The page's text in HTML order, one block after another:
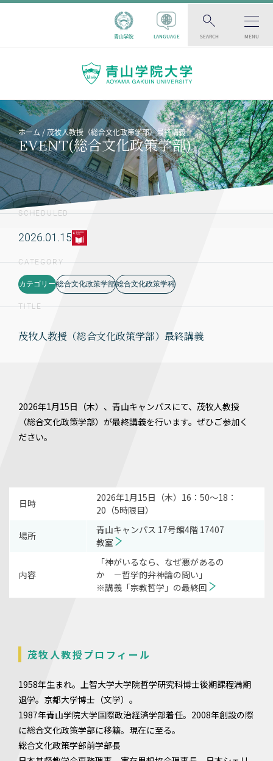
青山学院 LANGUAGE SEARCH MENU
ホーム 茂牧人教授（総合文化政策学部）最終講義
EVENT(総合文化政策学部)
SCHEDULED
2026.01.15
CATEGORY
カテゴリー 総合文化政策学部総合文化政策学科
TITLE
茂牧人教授（総合文化政策学部）最終講義
2026年1月15日（木）、青山キャンパスにて、茂牧人教授
（総合文化政策学部）が最終講義を行います。ぜひご参加く
ださい。
日時
2026年1月15日（木）16：50～18：
20（5時限目）
場所
青山キャンパス 17号館4階 17407
教室
内容
「神がいるなら、なぜ悪があるの
か －哲学的弁神論の問い」
※講義「宗教哲学」の最終回
茂牧人教授プロフィール
1958年生まれ。上智大学大学院哲学研究科博士後期課程満期
退学。京都大学博士（文学）。
1987年青山学院大学国際政治経済学部着任。2008年創設の際
に総合文化政策学部に移籍。現在に至る。
総合文化政策学部前学部長